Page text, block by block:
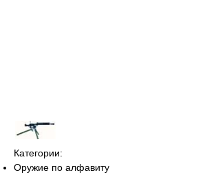
Категории:
Оружие по алфавиту